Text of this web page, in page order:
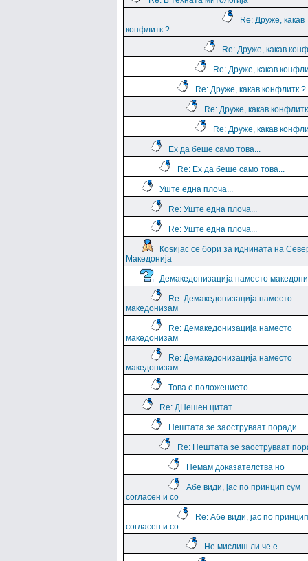
Re: Друже, какав
конфлитк ?
Re: Друже, какав
Re: Друже, какав
Re: Друже, какав конфлитк ?
Re: Друже, какав
Re: Друже, какав
Ех да беше само това...
Re: Ех да беше само това...
Уште една плоча...
Re: Уште една плоча...
Re: Уште една плоча...
Коѕијас се бори за иднината на
Македонија
Демакедонизација наместо
Re: Демакедонизација наместо
македонизам
Re: Демакедонизација наместо
македонизам
Re: Демакедонизација наместо
македонизам
Това е положението
Re: ДНешен цитат....
Нештата зе заоструваат поради
Re: Нештата зе заоструваат
Немам доказателства но
Абе види, јас по принцип сум
согласен и со
Re: Абе види, јас по
согласен и со
Не мислиш ли че е